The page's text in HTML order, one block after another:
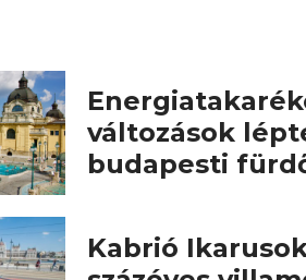
változások
budapesti
Kabrió